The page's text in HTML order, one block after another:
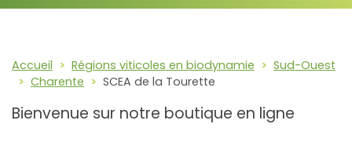
Accueil Régions viticoles en biodynamie
Sud-Ouest
Charente
SCEA de la Tourette
Bienvenue sur notre boutique en ligne